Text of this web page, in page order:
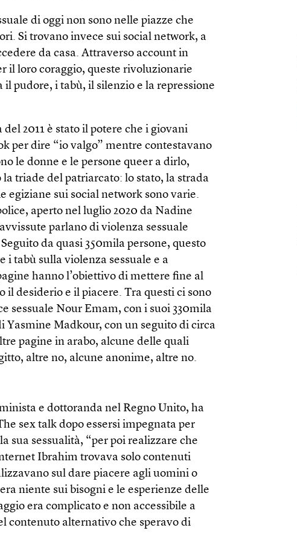
di oggi non sono nelle piazze che
Si trovano invece sui social network, a
da casa. Attraverso account in
il loro coraggio, queste rivoluzionarie
pudore, i tabù, il silenzio e la repressione
2011 è stato il potere che i giovani
per dire “io valgo” mentre contestavano
le donne e le persone queer a dirlo,
triade del patriarcato: lo stato, la strada
egiziane sui social network sono varie.
aperto nel luglio 2020 da Nadine
parlano di violenza sessuale
da quasi 350mila persone, questo
tabù sulla violenza sessuale e a
hanno l’obiettivo di mettere fine al
il desiderio e il piacere. Tra questi ci sono
sessuale Nour Emam, con i suoi 330mila
Yasmine Madkour, con un seguito di circa
pagine in arabo, alcune delle quali
altre no, alcune anonime, altre no.
e dottoranda nel Regno Unito, ha
sex talk dopo essersi impegnata per
sua sessualità, “per poi realizzare che
Ibrahim trovava solo contenuti
sul dare piacere agli uomini o
niente sui bisogni e le esperienze delle
era complicato e non accessibile a
contenuto alternativo che speravo di